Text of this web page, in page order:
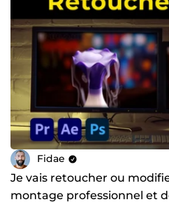
Fidae
Je vais retoucher ou
montage professionnel et